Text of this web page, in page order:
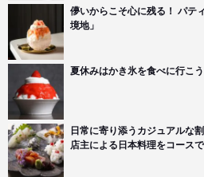
儚いからこそ心に残る！ パテ
境地」
夏休みはかき氷を食べに行こ
日常に寄り添うカジュアルな
店主による日本料理をコース